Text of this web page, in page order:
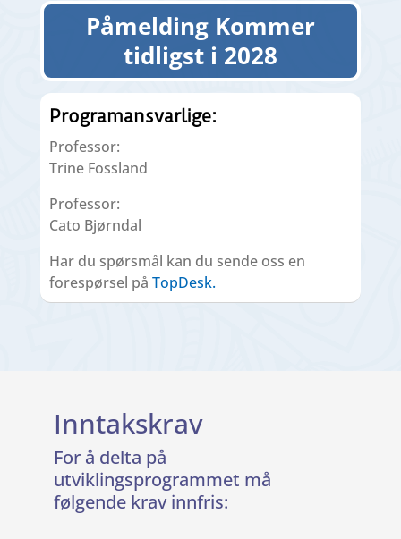
Påmelding Kommer
tidligst i 2028
Programansvarlige:
Professor:
Trine Fossland
Professor:
Cato Bjørndal
Har du spørsmål kan du sende oss en
forespørsel på TopDesk.
Inntakskrav
For å delta på
utviklingsprogrammet må
følgende krav innfris: